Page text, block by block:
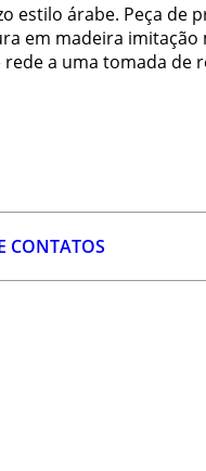
estilo árabe. Peça de
em madeira imitação
a uma tomada de
CONTATOS